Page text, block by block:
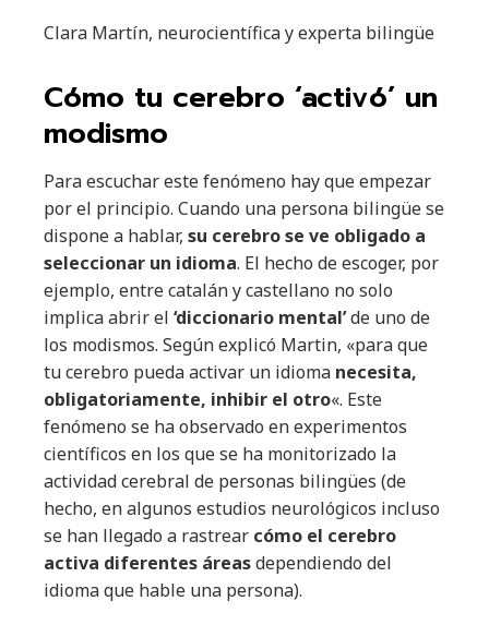
Clara Martín, neurocientífica y experta bilingüe
Cómo tu cerebro ‘activó’ un
modismo
Para escuchar este fenómeno hay que empezar
por el principio. Cuando una persona bilingüe se
dispone a hablar, su cerebro se ve obligado a
seleccionar un idioma. El hecho de escoger, por
ejemplo, entre catalán y castellano no solo
implica abrir el ‘diccionario mental’de uno de
los modismos. Según explicó Martin, «para que
tu cerebro pueda activar un idioma necesita,
obligatoriamente, inhibir el otro«. Este
fenómeno se ha observado en experimentos
científicos en los que se ha monitorizado la
actividad cerebral de personas bilingües (de
hecho, en algunos estudios neurológicos incluso
se han llegado a rastrear cómo el cerebro
activa diferentes áreasdependiendo del
idioma que hable una persona).